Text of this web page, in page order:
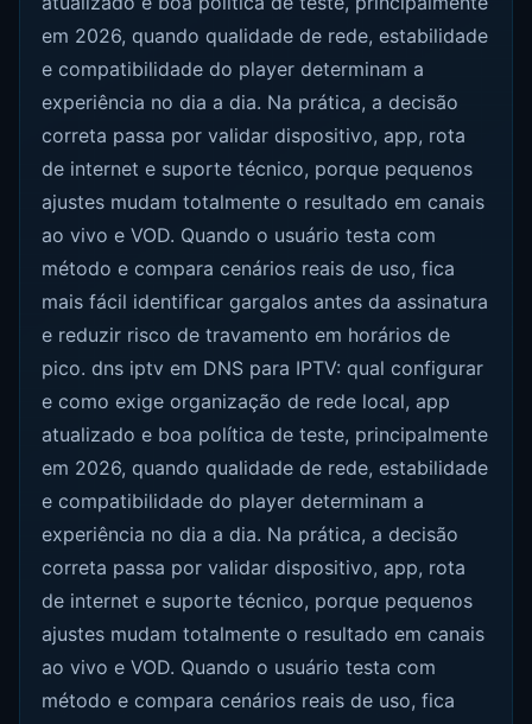
em 2026, quando qualidade de rede, estabilidade
e compatibilidade do player determinam a
experiência no dia a dia. Na prática, a decisão
correta passa por validar dispositivo, app, rota
de internet e suporte técnico, porque pequenos
ajustes mudam totalmente o resultado em canais
ao vivo e VOD. Quando o usuário testa com
método e compara cenários reais de uso, fica
mais fácil identificar gargalos antes da assinatura
e reduzir risco de travamento em horários de
pico. dns iptv em DNS para IPTV: qual configurar
e como exige organização de rede local, app
atualizado e boa política de teste, principalmente
em 2026, quando qualidade de rede, estabilidade
e compatibilidade do player determinam a
experiência no dia a dia. Na prática, a decisão
correta passa por validar dispositivo, app, rota
de internet e suporte técnico, porque pequenos
ajustes mudam totalmente o resultado em canais
ao vivo e VOD. Quando o usuário testa com
método e compara cenários reais de uso, fica